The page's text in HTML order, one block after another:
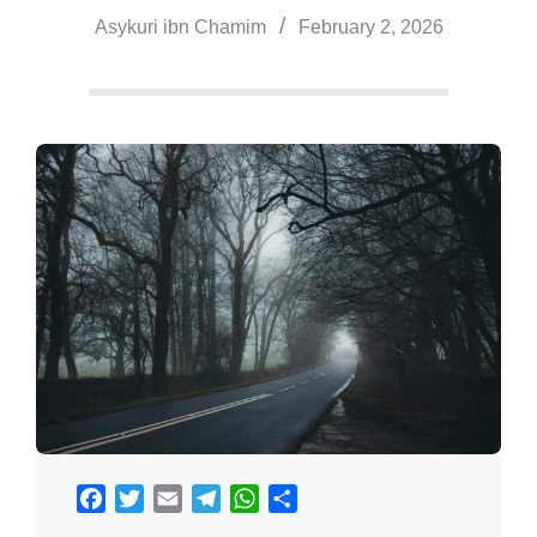
Asykuri ibn Chamim February 2, 2026
FacebookTwitter
Email TelegramWhatsApp